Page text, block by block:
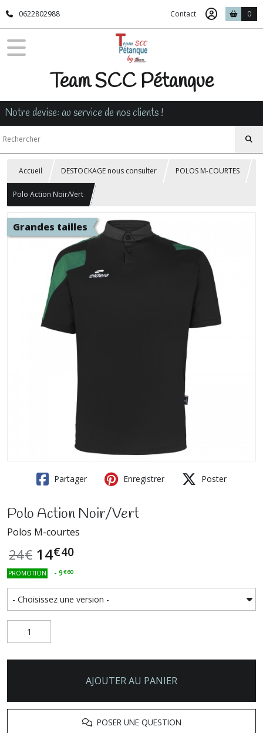
0622802988 Contact 0
Team SCC Pétanque
Notre devise: au service de nos clients !
Accueil DESTOCKAGE nous consulter POLOS M-COURTES
Polo Action Noir/Vert
Grandes tailles
Partager Enregistrer Poster
Polo Action Noir/Vert
Polos M-courtes
24€ 14€40
PROMOTION - 9€60
AJOUTER AU PANIER
POSER UNE QUESTION